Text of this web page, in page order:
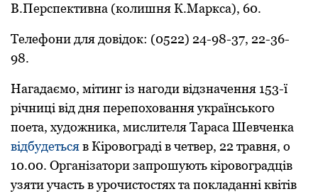
В.Перспективна (колишня К.Маркса), 60.
Телефони для довідок: (0522) 24-98-37, 22-36-
98.
Нагадаємо, мітинг із нагоди відзначення 153-ї
річниці від дня перепоховання українського
поета, художника, мислителя Тараса Шевченка
відбудетьсяв Кіровограді в четвер, 22 травня, о
10.00. Організатори запрошують кіровоградців
узяти участь в урочистостях та покладанні квітів